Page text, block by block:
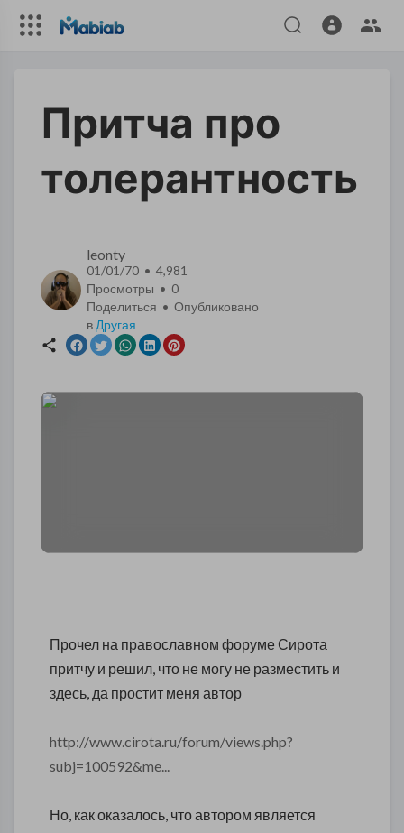
​Притча про
толерантность
leonty
01/01/70 • 4,981
Просмотры • 0
Поделиться • Опубликовано
в Другая
Прочел на православном форуме Сирота
притчу и решил, что не могу не разместить и
здесь, да простит меня автор
http://www.cirota.ru/forum/views.php?
subj=100592&me...
Но, как оказалось, что автором является